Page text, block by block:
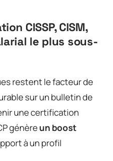
CISSP, CISM,
le plus sous-
restent le facteur de
sur un bulletin de
une certification
génèreun boost
à un profil